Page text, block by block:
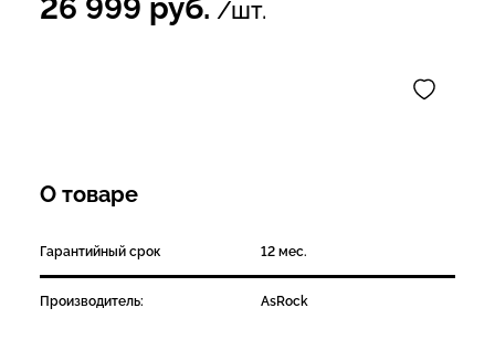
26 999 руб. /шт.
О товаре
Гарантийный срок 12 мес.
Производитель: AsRock